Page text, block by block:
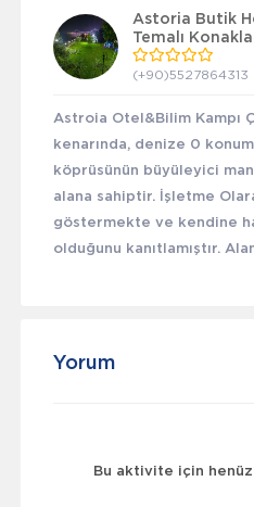
Astoria Butik
Temalı
(+90)5527864313
Astroia Otel&Bilim Kampı
kenarında, denize 0
köprüsünün büyüleyici
alana sahiptir. İşletme
göstermekte ve kendine
olduğunu kanıtlamıştır.
Yorum
Bu aktivite için henüz